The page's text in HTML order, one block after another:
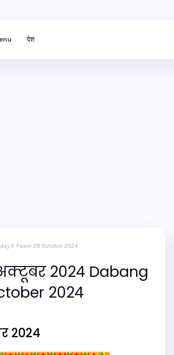
देश
E Paper 29 October 2024
2024 Dabang
2024
2024